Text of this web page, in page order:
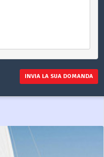
INVIA LA SUA DOMANDA